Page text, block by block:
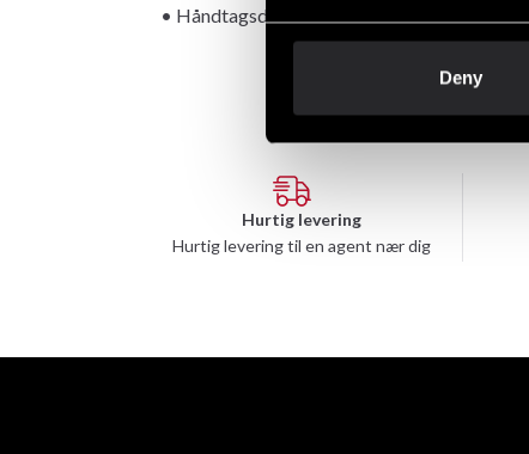
Deny
• Håndtagsdiameter: 3 cm
Hurtig levering
Hurtig levering til en agent nær dig